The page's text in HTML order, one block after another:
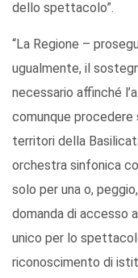
dello spettacolo”.
“La Regione –
ugualmente, il
necessario affinché
comunque procedere
territori della
orchestra sinfonica
solo per una o,
domanda di accesso
unico per lo
riconoscimento di